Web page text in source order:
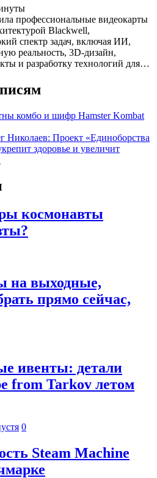
профессиональные видеокарты
Blackwell,
спектр задач, включая ИИ,
реальность, 3D-дизайн,
и разработку технологий для…
комбо и шифр Hamster Kombat
Николаев: Проект «Единоборства
здоровье и увеличит
космонавты
на выходные,
прямо сейчас,
ивенты: детали
from Tarkov летом
0
Steam Machine